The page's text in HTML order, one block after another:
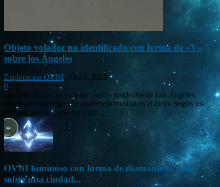
Objeto volador no identificado con forma de «V»
sobre los Ángeles
Exploración OVNI - Oct 5, 2025
0
Durante una noche reciente, varios residentes de Los Ángeles
observaron un objeto de apariencia inusual en el cielo. Según los
testigos, el fenómeno consistía...
OVNI luminoso con forma de diamante es visto
sobre una ciudad...